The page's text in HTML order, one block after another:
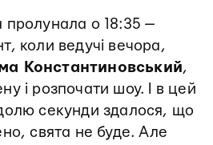
пролунала о 18:35 —
коли ведучі вечора,
Константиновський,
і розпочати шоу. І в цей
секунди здалося, що
свята не буде. Але